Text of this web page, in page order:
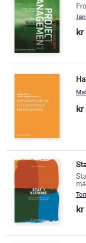
kr
kr
kr